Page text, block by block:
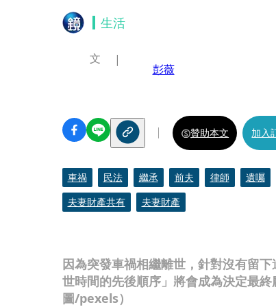
生活
因為突發車禍相繼離世，針對沒有留
世時間的先後順序」將會成為決定最
圖/pexels）
文
彭薇
贊助本文 加入
車禍 民法 繼承 前夫 律師 遺囑
夫妻財產共有
夫妻財產